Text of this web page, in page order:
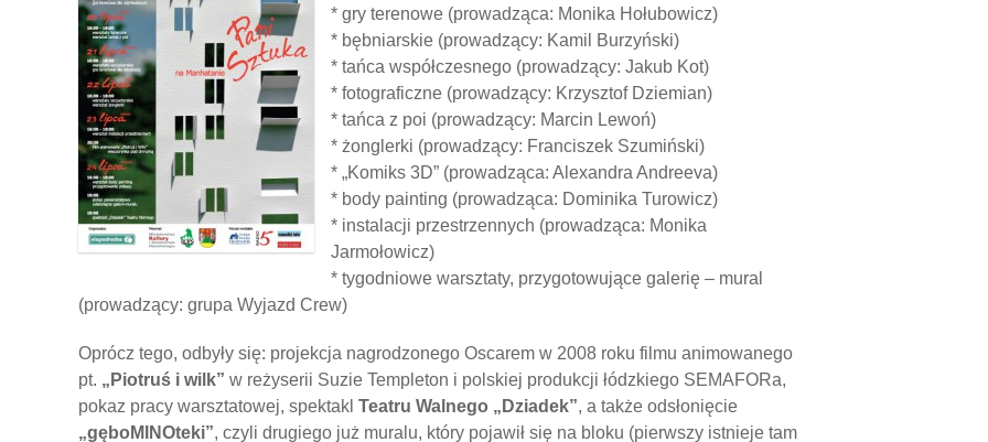
* gry terenowe (prowadząca: Monika Hołubowicz)
* bębniarskie (prowadzący: Kamil Burzyński)
* tańca współczesnego (prowadzący: Jakub Kot)
* fotograficzne (prowadzący: Krzysztof Dziemian)
* tańca z poi (prowadzący: Marcin Lewoń)
* żonglerki (prowadzący: Franciszek Szumiński)
* „Komiks 3D” (prowadząca: Alexandra Andreeva)
* body painting (prowadząca: Dominika Turowicz)
* instalacji przestrzennych (prowadząca: Monika
Jarmołowicz)
* tygodniowe warsztaty, przygotowujące galerię – mural
(prowadzący: grupa Wyjazd Crew)
Oprócz tego, odbyły się: projekcja nagrodzonego Oscarem w 2008 roku filmu animowanego
pt. „Piotruś i wilk” w reżyserii Suzie Templeton i polskiej produkcji łódzkiego SEMAFORa,
pokaz pracy warsztatowej, spektakl Teatru Walnego „Dziadek”, a także odsłonięcie
„gęboMINOteki”, czyli drugiego już muralu, który pojawił się na bloku (pierwszy istnieje tam